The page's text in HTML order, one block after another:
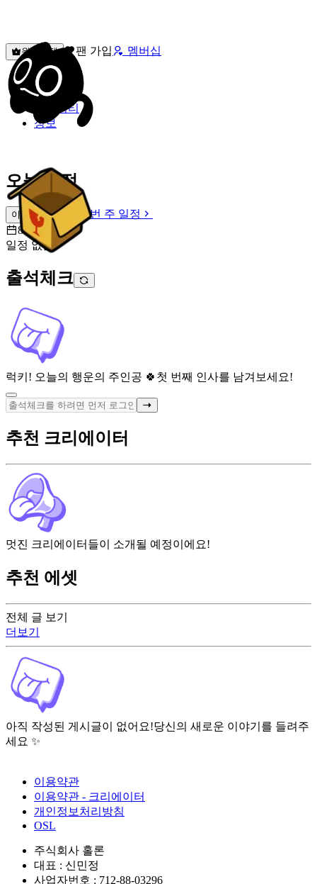
원픽선택 팬 가입 멤버십
밐타운
피드
커뮤니티
정보
오늘 일정
이번 주 일정
이번 주 일정
8월 7일 [금]
일정 없음
출석체크
럭키! 오늘의 행운의 주인공 🍀 첫 번째 인사를 남겨보세요!
전체 글 보기
더보기
아직 작성된 게시글이 없어요!당신의 새로운 이야기를 들려주
세요 ✨
추천 크리에이터
멋진 크리에이터들이 소개될 예정이에요!
추천 에셋
이용약관
이용약관 - 크리에이터
개인정보처리방침
OSL
주식회사 홀론
대표 : 신민정
사업자번호 : 712-88-03296